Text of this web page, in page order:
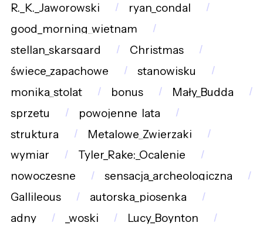
R._K._Jaworowski
ryan_condal
good_morning_wietnam
stellan_skarsgard
Christmas
świece_zapachowe
stanowisku
monika_stolat
bonus
Mały_Budda
sprzetu
powojenne_lata
struktura
Metalowe_Zwierzaki
wymiar
Tyler_Rake:_Ocalenie
nowoczesne
sensacja_archeologiczna
Gallileous
autorska_piosenka
adny
_woski
Lucy_Boynton